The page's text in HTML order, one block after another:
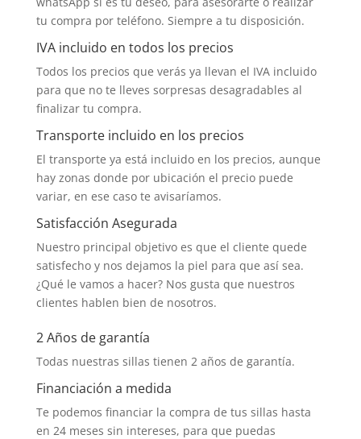
tu compra por teléfono. Siempre a tu disposición.
IVA incluido en todos los precios
Todos los precios que verás ya llevan el IVA incluido
para que no te lleves sorpresas desagradables al
finalizar tu compra.
Transporte incluido en los precios
El transporte ya está incluido en los precios, aunque
hay zonas donde por ubicación el precio puede
variar, en ese caso te avisaríamos.
Satisfacción Asegurada
Nuestro principal objetivo es que el cliente quede
satisfecho y nos dejamos la piel para que así sea.
¿Qué le vamos a hacer? Nos gusta que nuestros
clientes hablen bien de nosotros.
2 Años de garantía
Todas nuestras sillas tienen 2 años de garantía.
Financiación a medida
Te podemos financiar la compra de tus sillas hasta
en 24 meses sin intereses, para que puedas